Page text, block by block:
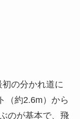
の分かれ道に
（約2.6m）から
のが基本で、飛